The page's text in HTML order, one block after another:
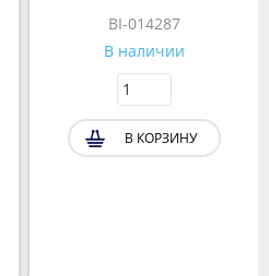
BI-014287
В наличии
В КОРЗИНУ